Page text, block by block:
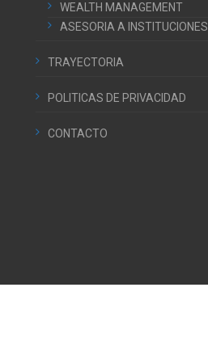
WEALTH MANAGEMENT
ASESORIA A INSTITUCIONES
TRAYECTORIA
POLITICAS DE PRIVACIDAD
CONTACTO